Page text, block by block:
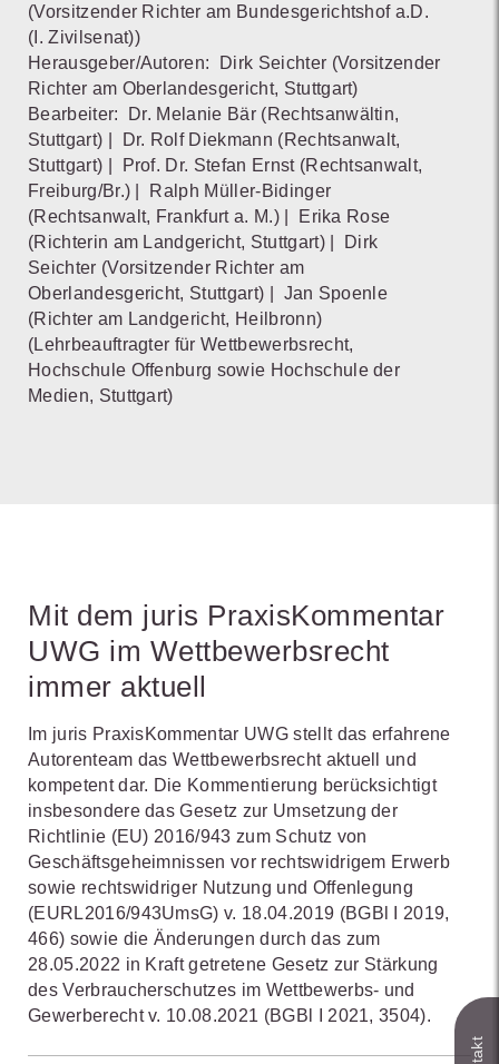
(Vorsitzender Richter am Bundesgerichtshof a.D.
(I. Zivilsenat))
Herausgeber/Autoren:
Dirk Seichter (Vorsitzender
Richter am Oberlandesgericht, Stuttgart)
Bearbeiter:
Dr. Melanie Bär (Rechtsanwältin,
Stuttgart)
Dr. Rolf Diekmann (Rechtsanwalt,
Stuttgart)
Prof. Dr. Stefan Ernst (Rechtsanwalt,
Freiburg/Br.)
Ralph Müller-Bidinger
(Rechtsanwalt, Frankfurt a. M.)|
Erika Rose
(Richterin am Landgericht, Stuttgart)|
Dirk
Seichter (Vorsitzender Richter am
Oberlandesgericht, Stuttgart)
Jan Spoenle
(Richter am Landgericht, Heilbronn)
(Lehrbeauftragter für Wettbewerbsrecht,
Hochschule Offenburg sowie Hochschule der
Medien, Stuttgart)
Mit dem juris PraxisKommentar
UWG im Wettbewerbsrecht
immer aktuell
Im juris PraxisKommentar UWG stellt das erfahrene
Autorenteam das Wettbewerbsrecht aktuell und
kompetent dar. Die Kommentierung berücksichtigt
insbesondere das Gesetz zur Umsetzung der
Richtlinie (EU) 2016/943 zum Schutz von
Geschäftsgeheimnissen vor rechtswidrigem Erwerb
sowie rechtswidriger Nutzung und Offenlegung
(EURL2016/943UmsG) v. 18.04.2019 (BGBl I 2019,
466) sowie die Änderungen durch das zum
28.05.2022 in Kraft getretene Gesetz zur Stärkung
des Verbraucherschutzes im Wettbewerbs- und
Gewerberecht v. 10.08.2021 (BGBl I 2021, 3504).